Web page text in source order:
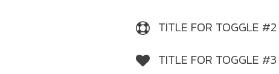
TITLE FOR TOGGLE #2
TITLE FOR TOGGLE #3